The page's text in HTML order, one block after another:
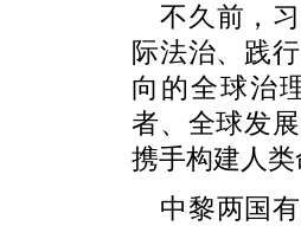
不久前，
际法治、践
向的全球治
者、全球发
携手构建人类
中黎两国